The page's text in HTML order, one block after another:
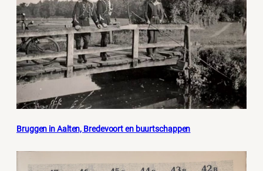
Bruggen in Aalten, Bredevoort en buurtschappen